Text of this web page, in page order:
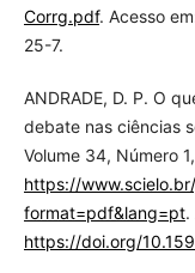
Corrg.pdf. Acesso
25-7.
ANDRADE, D. P. O
debate nas ciências
Volume 34, Número
https://
format=pdf&lang=pt.
https://doi.org/